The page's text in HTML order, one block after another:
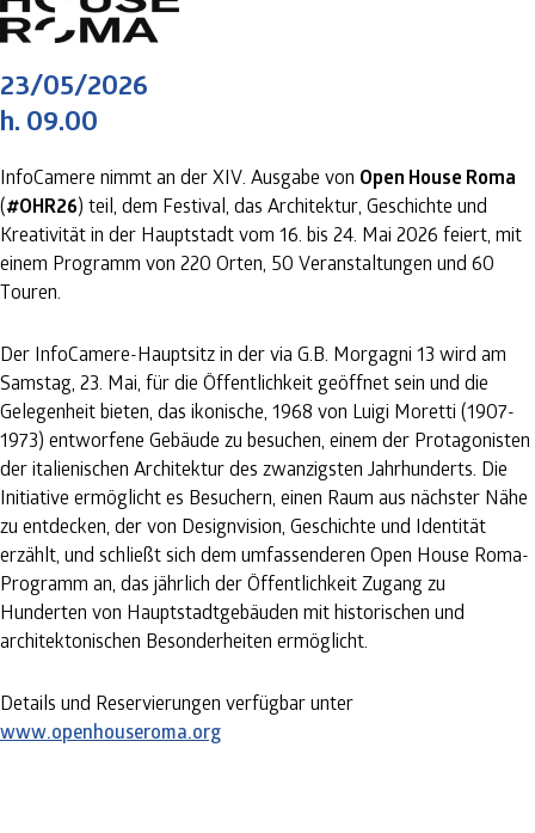
23/05/2026
h. 09.00
InfoCamere nimmt an der XIV. Ausgabe von Open House Roma
(#OHR26) teil, dem Festival, das Architektur, Geschichte und
Kreativität in der Hauptstadt vom 16. bis 24. Mai 2026 feiert, mit
einem Programm von 220 Orten, 50 Veranstaltungen und 60
Touren.
Der InfoCamere-Hauptsitz in der via G.B. Morgagni 13 wird am
Samstag, 23. Mai, für die Öffentlichkeit geöffnet sein und die
Gelegenheit bieten, das ikonische, 1968 von Luigi Moretti (1907-
1973) entworfene Gebäude zu besuchen, einem der Protagonisten
der italienischen Architektur des zwanzigsten Jahrhunderts. Die
Initiative ermöglicht es Besuchern, einen Raum aus nächster Nähe
zu entdecken, der von Designvision, Geschichte und Identität
erzählt, und schließt sich dem umfassenderen Open House Roma-
Programm an, das jährlich der Öffentlichkeit Zugang zu
Hunderten von Hauptstadtgebäuden mit historischen und
architektonischen Besonderheiten ermöglicht.
Details und Reservierungen verfügbar unter
www.openhouseroma.org